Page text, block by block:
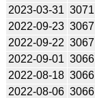
2023-03-31 3071
2022-09-23 3067
2022-09-22 3067
2022-09-01 3066
2022-08-18 3066
2022-08-06 3066